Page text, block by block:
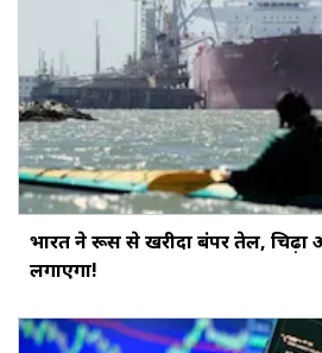
भारत ने रूस से खरीदा बंपर तेल, चिढ़ा
लगाएगा!